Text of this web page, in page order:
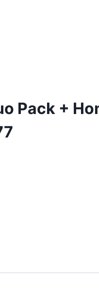
Pack +